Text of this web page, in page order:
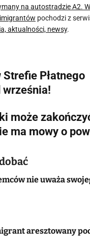
na autostradzie A2.
pochodzi z
aktualności, newsy.
Strefie Płatnego
września!
może
ma mowy o
nie uważa
aresztowany